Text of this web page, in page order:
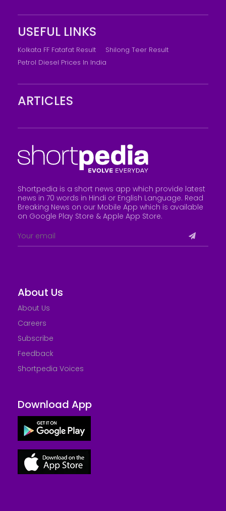
USEFUL LINKS
Kolkata FF Fatafat Result
Shilong Teer Result
Petrol Diesel Prices In India
ARTICLES
Shortpedia is a short news app which provide latest
news in 70 words in Hindi or English Language. Read
Breaking News on our Mobile App which is available
on Google Play Store & Apple App Store.
About Us
About Us
Careers
Subscribe
Feedback
Shortpedia Voices
Download App